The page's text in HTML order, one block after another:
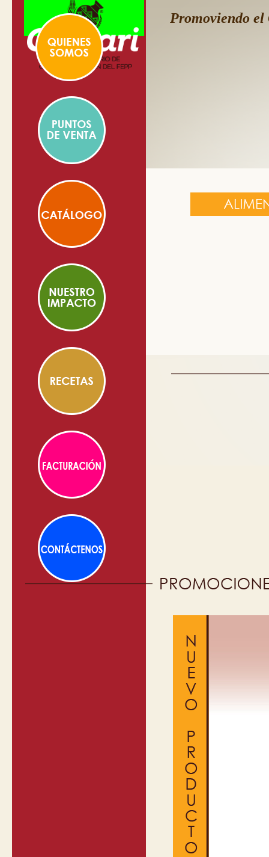
Promoviendo